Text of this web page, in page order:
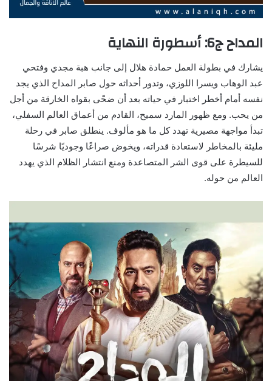
المداح ج6: أسطورة النهاية
يشارك في بطولة العمل حمادة هلال إلى جانب هبة مجدي وفتحي
عبد الوهاب ويسرا اللوزي، وتدور أحداثه حول صابر المداح الذي يجد
نفسه أمام أخطر اختبار في حياته بعد أن ضحّى بقواه الخارقة من أجل
من يحب. ومع ظهور المارد سميح، القادم من أعماق العالم السفلي،
تبدأ مواجهة مصيرية تهدد كل ما هو مألوف. ينطلق صابر في رحلة
مليئة بالمخاطر لاستعادة قدراته، ويخوض صراعًا وجوديًا شرسًا
للسيطرة على قوى الشر المتصاعدة ومنع انتشار الظلام الذي يهدد
العالم من حوله.